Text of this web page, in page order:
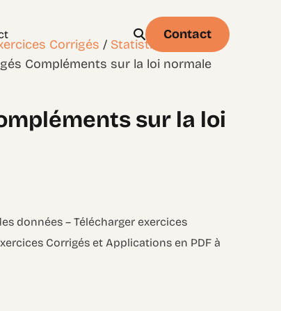
Statistique & probabilités – Niveau 1
Contact
Corrigés / Statistique et
Compléments sur la loi normale
sur la loi
données – Télécharger exercices
Corrigés et Applications en PDF à